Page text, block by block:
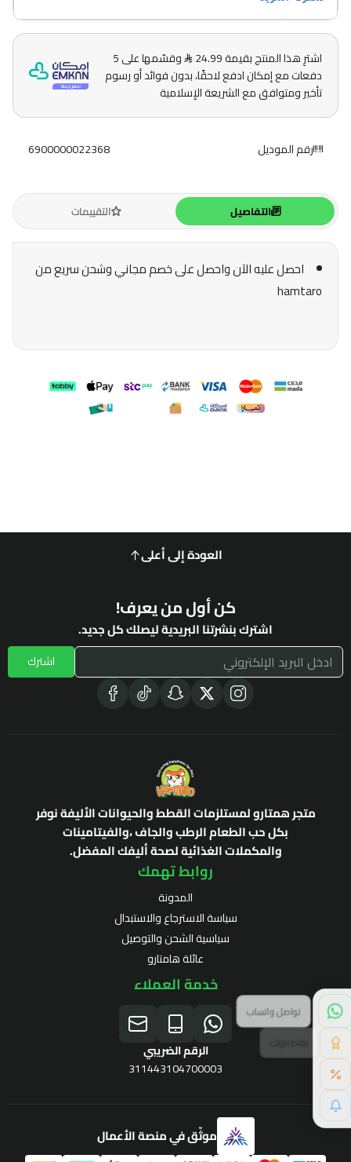
اشترِ هذا المنتج بقيمة 24.99
وقسّمها على 5
دفعات مع إمكان ادفع لاحقًا، بدون فوائد أو رسوم
تأخير ومتوافق مع الشريعة الإسلامية
رقم الموديل 6900000022368
التفاصيل التقييمات
احصل عليه الآن واحصل على خصم مجاني وشحن سريع من
hamtaro
العودة إلى أعلى
كن أول من يعرف!
اشترك بنشرتنا البريدية ليصلك كل جديد.
اشترك
متجر همتارو لمستلزمات القطط والحيوانات الأليفة نوفر
بكل حب الطعام الرطب والجاف ،والفيتامينات
والمكملات الغذائية لصحة أليفك المفضل.
روابط تهمك
المدونة
سياسة الاسترجاع والاستبدال
سياسية الشحن والتوصيل
عائلة هامتارو
خدمة العملاء
الرقم الضريبي
311443104700003
موثّق في منصة الأعمالبرنامج الولاء